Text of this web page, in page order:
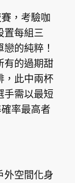
，考驗咖
置每組三
的純粹！
有的過期甜
，此中兩杯
手需以最短
率最高者
外空間化身